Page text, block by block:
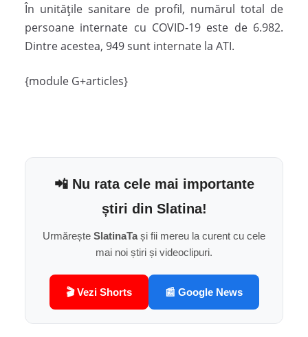
În unitățile sanitare de profil, numărul total de
persoane internate cu COVID-19 este de 6.982.
Dintre acestea, 949 sunt internate la ATI.
{module G+articles}
📲 Nu rata cele mai importante
știri din Slatina!
Urmărește SlatinaTași fii mereu la curent cu cele
mai noi știri și videoclipuri.
🎬 Vezi Shorts 📰 Google News